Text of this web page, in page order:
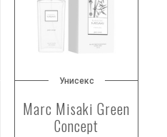
Унисекс
Marc Misaki Green
Concept